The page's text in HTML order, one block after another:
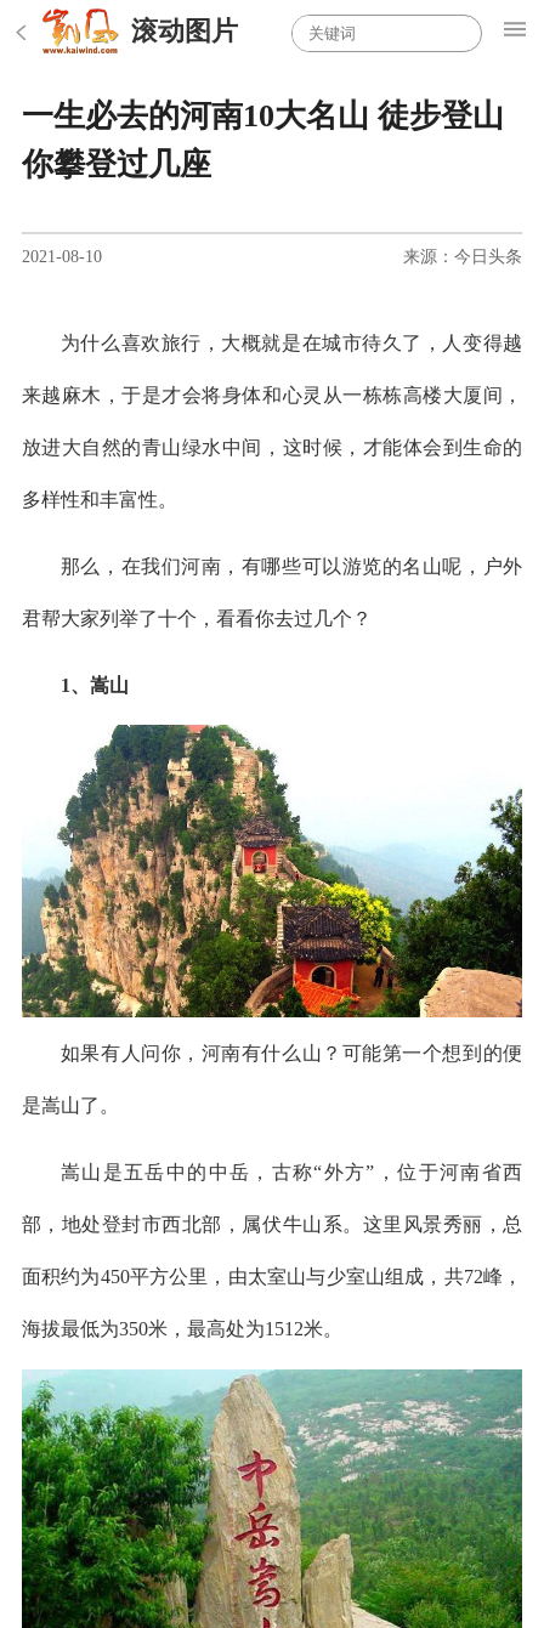
滚动图片
一生必去的河南10大名山 徒步登山
你攀登过几座
2021-08-10 来源：今日头条
为什么喜欢旅行，大概就是在城市待久了，人变得越
来越麻木，于是才会将身体和心灵从一栋栋高楼大厦间，
放进大自然的青山绿水中间，这时候，才能体会到生命的
多样性和丰富性。
那么，在我们河南，有哪些可以游览的名山呢，户外
君帮大家列举了十个，看看你去过几个？
1、嵩山
如果有人问你，河南有什么山？可能第一个想到的便
是嵩山了。
嵩山是五岳中的中岳，古称“外方”，位于河南省西
部，地处登封市西北部，属伏牛山系。这里风景秀丽，总
面积约为450平方公里，由太室山与少室山组成，共72峰，
海拔最低为350米，最高处为1512米。